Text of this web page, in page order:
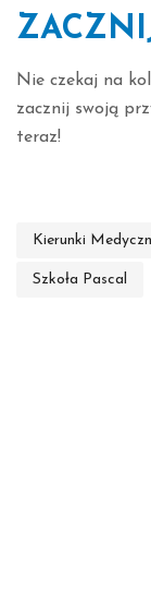
Nie czekaj na
zacznij swoją
teraz!
Kierunki
Szkoła Pascal